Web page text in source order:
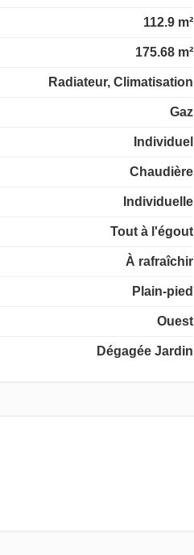
112.9 m²
175.68 m²
Radiateur, Climatisation
Gaz
Individuel
Chaudière
Individuelle
Tout à l'égout
À rafraîchir
Plain-pied
Ouest
Dégagée Jardin